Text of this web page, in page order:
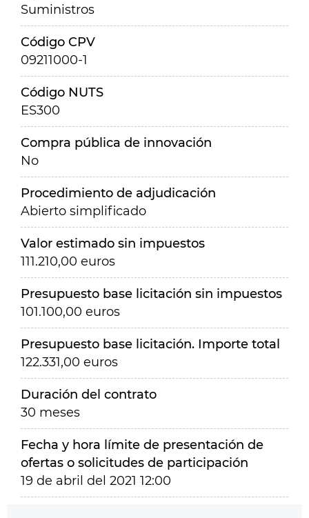
Suministros
Código CPV
09211000-1
Código NUTS
ES300
Compra pública de innovación
No
Procedimiento de adjudicación
Abierto simplificado
Valor estimado sin impuestos
111.210,00 euros
Presupuesto base licitación sin impuestos
101.100,00 euros
Presupuesto base licitación. Importe total
122.331,00 euros
Duración del contrato
30 meses
Fecha y hora límite de presentación de
ofertas o solicitudes de participación
19 de abril del 2021 12:00